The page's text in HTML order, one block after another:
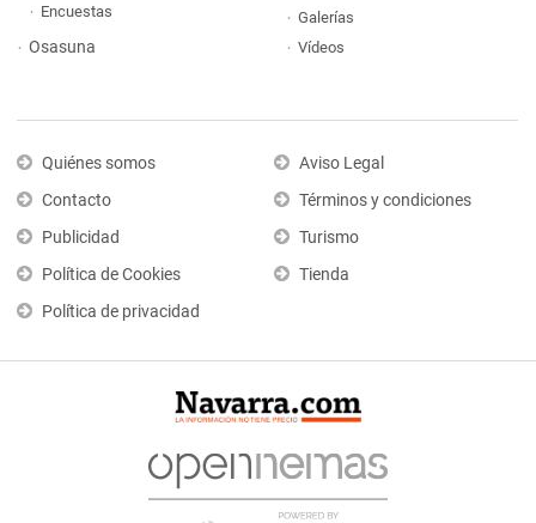
Encuestas
Osasuna
Galerías
Vídeos
Quiénes somos
Contacto
Publicidad
Política de Cookies
Política de privacidad
Aviso Legal
Términos y condiciones
Turismo
Tienda